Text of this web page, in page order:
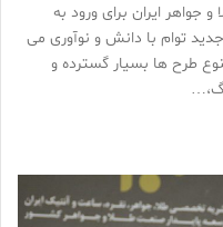
ایران برای ورود به
جديد توام با دانش و نوآوری می
طرح ها بسیار گسترده و